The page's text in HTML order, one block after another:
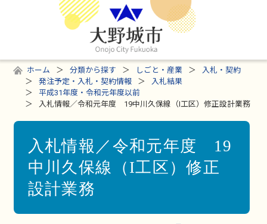
ホーム 分類から探す しごと・産業
入札・契約
発注予定・入札・契約情報
入札結果
平成31年度・令和元年度以前
入札情報／令和元年度 19中川久保線（I工区）修正設計業務
入札情報／令和元年度 19
中川久保線（I工区）修正
設計業務